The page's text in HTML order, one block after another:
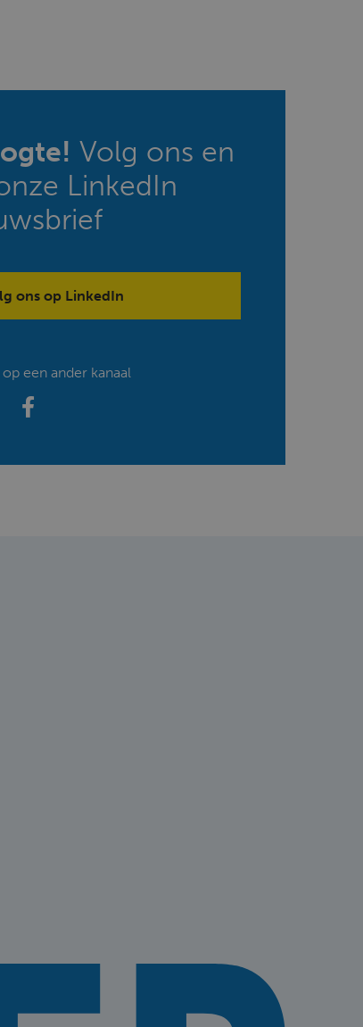
Volg ons en
LinkedIn
ons op LinkedIn
een ander kanaal